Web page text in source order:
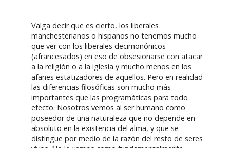
Valga decir que es cierto, los liberales
manchesterianos o hispanos no tenemos mucho
que ver con los liberales decimonónicos
(afrancesados) en eso de obsesionarse con atacar
a la religión o a la iglesia y mucho menos en los
afanes estatizadores de aquellos. Pero en realidad
las diferencias filosóficas son mucho más
importantes que las programáticas para todo
efecto. Nosotros vemos al ser humano como
poseedor de una naturaleza que no depende en
absoluto en la existencia del alma, y que se
distingue por medio de la razón del resto de seres